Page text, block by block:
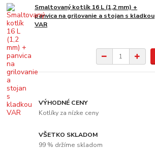
Smaltovaný kotlík 16 L (1,2 mm) +
panvica na grilovanie a stojan s kladkou
VAR
VÝHODNÉ CENY
Kotlíky za nízke ceny
VŠETKO SKLADOM
99 % držíme skladom